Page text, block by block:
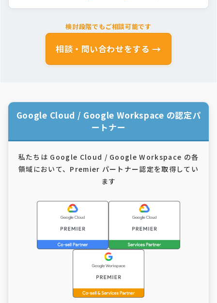
検討段階でもご相談可能です
相談・問い合わせをする
Google Cloud / Google Workspace の認定パ
ートナー
私たちは Google Cloud / Google Workspace の各
領域において、 Premier パートナー認定を取得してい
ます